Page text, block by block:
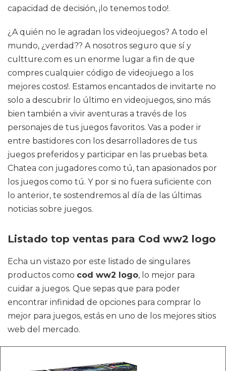
capacidad de decisión, ¡lo tenemos todo!.
¿A quién no le agradan los videojuegos? A todo el
mundo, ¿verdad?? A nosotros seguro que sí y
cultture.com es un enorme lugar a fin de que
compres cualquier código de videojuego a los
mejores costos!. Estamos encantados de invitarte no
solo a descubrir lo último en videojuegos, sino más
bien también a vivir aventuras a través de los
personajes de tus juegos favoritos. Vas a poder ir
entre bastidores con los desarrolladores de tus
juegos preferidos y participar en las pruebas beta.
Chatea con jugadores como tú, tan apasionados por
los juegos como tú. Y por si no fuera suficiente con
lo anterior, te sostendremos al día de las últimas
noticias sobre juegos.
Listado top ventas para Cod ww2 logo
Echa un vistazo por este listado de singulares
productos como cod ww2 logo, lo mejor para
cuidar a juegos. Que sepas que para poder
encontrar infinidad de opciones para comprar lo
mejor para juegos, estás en uno de los mejores sitios
web del mercado.